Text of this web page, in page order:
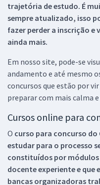
trajetória de estudo. É
sempre atualizado, isso
fazer perder a inscrição e
ainda mais.
Em nosso site, pode-se
andamento e até mesmo
concursos que estão por
preparar com mais calma
Cursos online para
O curso para concurso do
estudar para o processo
constituídos por
docente experiente e que
bancas organizadoras